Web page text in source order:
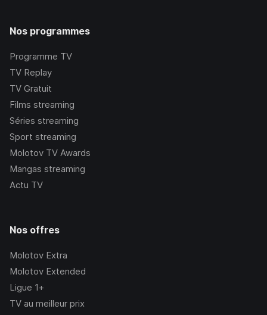
Nos programmes
Programme TV
TV Replay
TV Gratuit
Films streaming
Séries streaming
Sport streaming
Molotov TV Awards
Mangas streaming
Actu TV
Nos offres
Molotov Extra
Molotov Extended
Ligue 1+
TV au meilleur prix